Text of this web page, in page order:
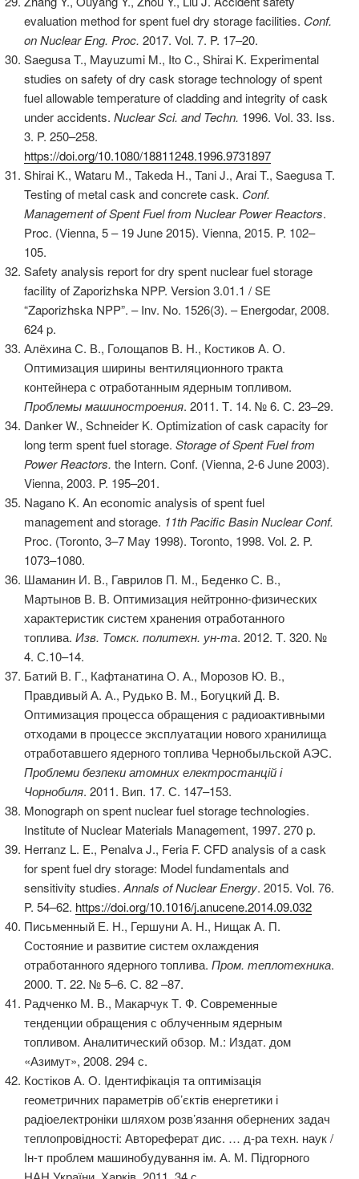
evaluation method for spent fuel dry storage facilities. Conf.
on Nuclear Eng. Proc. 2017. Vol. 7. P. 17–20.
Saegusa T., Mayuzumi M., Ito C., Shirai K. Еxperimental
studies on safety of dry cask storage technology of spent
fuel allowable temperature of cladding and integrity of cask
under accidents. Nuclear Sci. and Techn. 1996. Vol. 33. Iss.
3. P. 250–258.
https://doi.org/10.1080/18811248.1996.9731897
Shirai K., Wataru M., Takeda H., Tani J., Arai T., Saegusa T.
Testing of metal cask and concrete cask. Conf.
Management of Spent Fuel from Nuclear Power Reactors.
Proc. (Vienna, 5 – 19 June 2015). Vienna, 2015. P. 102–
105.
Safety analysis report for dry spent nuclear fuel storage
facility of Zaporizhska NPP. Version 3.01.1 / SE
“Zaporizhska NPP”. – Inv. No. 1526(3). – Energodar, 2008.
624 p.
Алёхина С. В., Голощапов В. Н., Костиков А. О.
Оптимизация ширины вентиляционного тракта
контейнера с отработанным ядерным топливом.
Проблемы машиностроения. 2011. Т. 14. № 6. С. 23–29.
Danker W., Schneider K. Optimization of cask capacity for
long term spent fuel storage. Storage of Spent Fuel from
Power Reactors. the Intern. Conf. (Vienna, 2-6 June 2003).
Vienna, 2003. P. 195–201.
Nagano K. An economic analysis of spent fuel
management and storage. 11th Pacific Basin Nuclear Conf.
Proc. (Toronto, 3–7 May 1998). Toronto, 1998. Vol. 2. P.
1073–1080.
Шаманин И. В., Гаврилов П. М., Беденко С. В.,
Мартынов В. В. Оптимизация нейтронно-физических
характеристик систем хранения отработанного
топлива. Изв. Томск. политехн. ун-та. 2012. Т. 320. №
4. С.10–14.
Батий В. Г., Кафтанатина О. А., Морозов Ю. В.,
Правдивый А. А., Рудько В. М., Богуцкий Д. В.
Оптимизация процесса обращения с радиоактивными
отходами в процессе эксплуатации нового хранилища
отработавшего ядерного топлива Чернобыльской АЭС.
Проблеми безпеки атомних електростанцій і
Чорнобиля. 2011. Вип. 17. С. 147–153.
Monograph on spent nuclear fuel storage technologies.
Institute of Nuclear Materials Management, 1997. 270 p.
Herranz L. E., Penalva J., Feria F. CFD analysis of a cask
for spent fuel dry storage: Model fundamentals and
sensitivity studies. Annals of Nuclear Energy. 2015. Vol. 76.
P. 54–62. https://doi.org/10.1016/j.anucene.2014.09.032
Письменный Е. Н., Гершуни А. Н., Нищак А. П.
Состояние и развитие систем охлаждения
отработанного ядерного топлива. Пром. теплотехника.
2000. Т. 22. № 5–6. С. 82 –87.
Радченко М. В., Макарчук Т. Ф. Современные
тенденции обращения с облученным ядерным
топливом. Аналитический обзор. М.: Издат. дом
«Азимут», 2008. 294 с.
Костіков А. О. Ідентифікація та оптимізація
геометричних параметрів об’єктів енергетики і
радіоелектроніки шляхом розв’язання обернених задач
теплопровідності: Автореферат дис. … д-ра техн. наук /
Ін-т проблем машинобудування ім. А. М. Підгорного